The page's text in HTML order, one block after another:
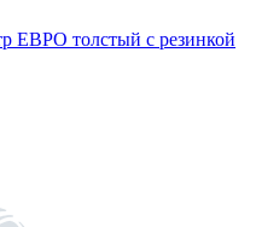
ЕВРО толстый с резинкой